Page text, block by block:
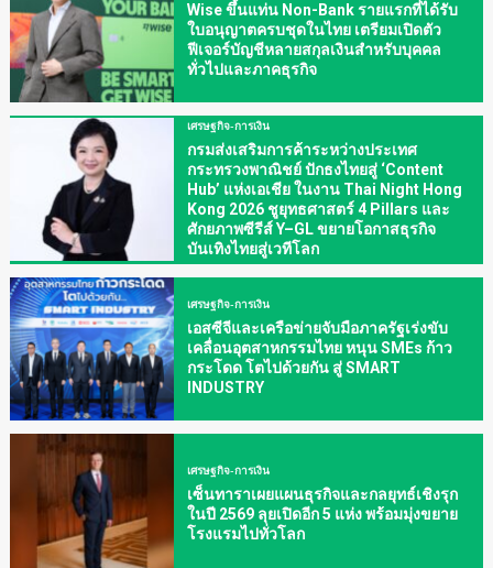
Wise ขึ้นแท่น Non-Bank รายแรกที่ได้รับ
ใบอนุญาตครบชุดในไทย เตรียมเปิดตัว
ฟีเจอร์บัญชีหลายสกุลเงินสำหรับบุคคล
ทั่วไปและภาคธุรกิจ
เศรษฐกิจ-การเงิน
กรมส่งเสริมการค้าระหว่างประเทศ
กระทรวงพาณิชย์ ปักธงไทยสู่ ‘Content
Hub’ แห่งเอเชีย ในงาน Thai Night Hong
Kong 2026 ชูยุทธศาสตร์ 4 Pillars และ
ศักยภาพซีรีส์ Y–GL ขยายโอกาสธุรกิจ
บันเทิงไทยสู่เวทีโลก
เศรษฐกิจ-การเงิน
เอสซีจีและเครือข่ายจับมือภาครัฐเร่งขับ
เคลื่อนอุตสาหกรรมไทย หนุน SMEs ก้าว
กระโดด โตไปด้วยกัน สู่ SMART
INDUSTRY
เศรษฐกิจ-การเงิน
เซ็นทาราเผยแผนธุรกิจและกลยุทธ์เชิงรุก
ในปี 2569 ลุยเปิดอีก 5 แห่ง พร้อมมุ่งขยาย
โรงแรมไปทั่วโลก